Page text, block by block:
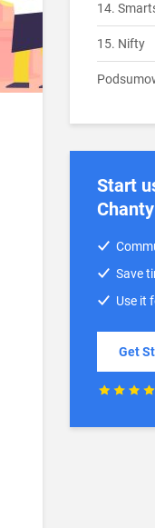
14.
15. Nifty
Start
Save
Use it
Get